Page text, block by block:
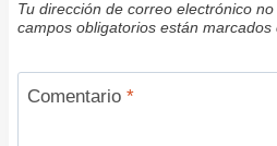
Tu dirección de correo electrónico
campos obligatorios están marcados
Comentario *